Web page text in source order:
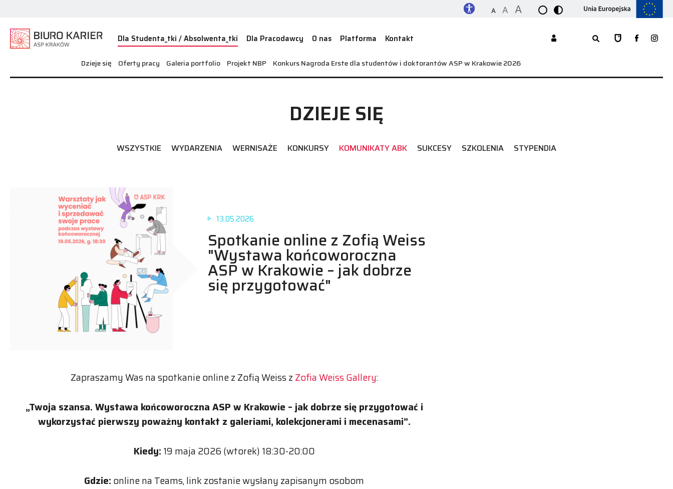
A A A
Dla Studenta_tki / Absolwenta_tki Dla Pracodawcy O nas Platforma Kontakt
Dzieje się Oferty pracy Galeria portfolio Projekt NBP Konkurs Nagroda Erste dla studentów i doktorantów ASP w Krakowie 2026
DZIEJE SIĘ
WSZYSTKIE WYDARZENIA WERNISAŻE KONKURSY KOMUNIKATY ABK SUKCESY SZKOLENIA STYPENDIA
13.05.2026
Spotkanie online z Zofią Weiss
"Wystawa końcoworoczna
ASP w Krakowie – jak dobrze
się przygotować"
Zapraszamy Was na spotkanie online z Zofią Weiss z Zofia Weiss Gallery:
„Twoja szansa. Wystawa końcoworoczna ASP w Krakowie – jak dobrze się przygotować i
wykorzystać pierwszy poważny kontakt z galeriami, kolekcjonerami i mecenasami”.
Kiedy: 19 maja 2026 (wtorek) 18:30-20:00
Gdzie: online na Teams, link zostanie wysłany zapisanym osobom